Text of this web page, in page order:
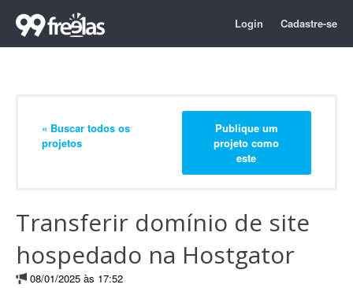
Login Cadastre-se
« Buscar todos os
projetos
Publique um
projeto como
este
Transferir domínio de site
hospedado na Hostgator
08/01/2025 às 17:52